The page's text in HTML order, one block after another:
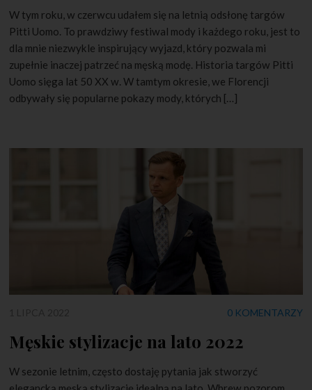
W tym roku, w czerwcu udałem się na letnią odsłonę targów
Pitti Uomo. To prawdziwy festiwal mody i każdego roku, jest to
dla mnie niezwykle inspirujący wyjazd, który pozwala mi
zupełnie inaczej patrzeć na męską modę. Historia targów Pitti
Uomo sięga lat 50 XX w. W tamtym okresie, we Florencji
odbywały się popularne pokazy mody, których […]
0 KOMENTARZY
Męskie stylizacje na lato 2022
W sezonie letnim, często dostaję pytania jak stworzyć